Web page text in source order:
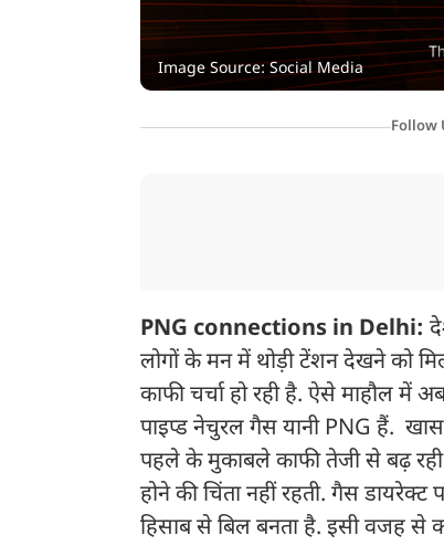
Image Source: Social Media
Follow
PNG connections in Delhi:
लोगों के मन में थोड़ी टेंशन देखने को
काफी चर्चा हो रही है. ऐसे माहौल
पाइप्ड नेचुरल गैस यानी PNG हैं.
पहले के मुकाबले काफी तेजी से बढ़
होने की चिंता नहीं रहती. गैस
हिसाब से बिल बनता है. इसी वजह से